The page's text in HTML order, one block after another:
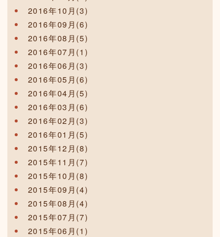
2016年10月(3)
2016年09月(6)
2016年08月(5)
2016年07月(1)
2016年06月(3)
2016年05月(6)
2016年04月(5)
2016年03月(6)
2016年02月(3)
2016年01月(5)
2015年12月(8)
2015年11月(7)
2015年10月(8)
2015年09月(4)
2015年08月(4)
2015年07月(7)
2015年06月(1)